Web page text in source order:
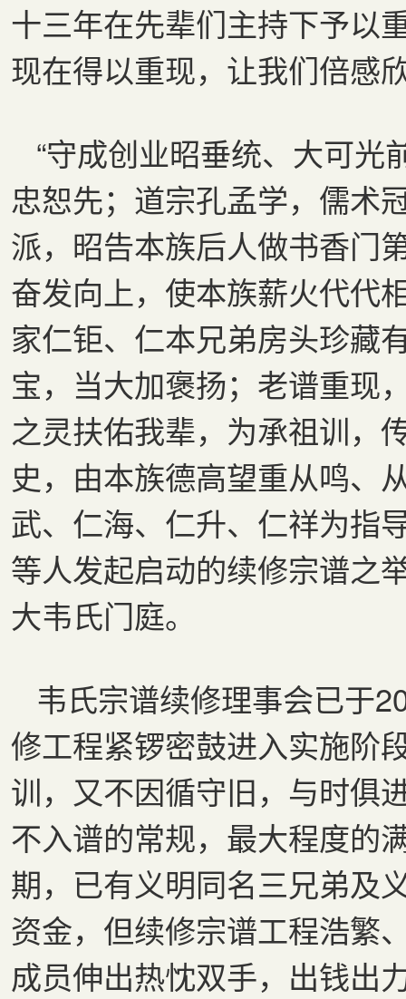
十三年在先辈们主持下予以
现在得以重现，让我们倍感
“守成创业昭垂统、大可光
忠恕先；道宗孔孟学，儒术
派，昭告本族后人做书香门
奋发向上，使本族薪火代代
家仁钜、仁本兄弟房头珍藏
宝，当大加褒扬；老谱重现
之灵扶佑我辈，为承祖训，
史，由本族德高望重从鸣、
武、仁海、仁升、仁祥为指
等人发起启动的续修宗谱之
大韦氏门庭。
韦氏宗谱续修理事会已于
修工程紧锣密鼓进入实施阶
训，又不因循守旧，与时俱
不入谱的常规，最大程度的
期，已有义明同名三兄弟及
资金，但续修宗谱工程浩繁
成员伸出热忱双手，出钱出